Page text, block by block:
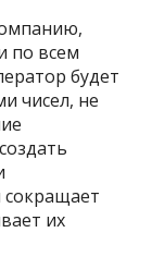
по всем
будет
чисел, не
сокращает
их